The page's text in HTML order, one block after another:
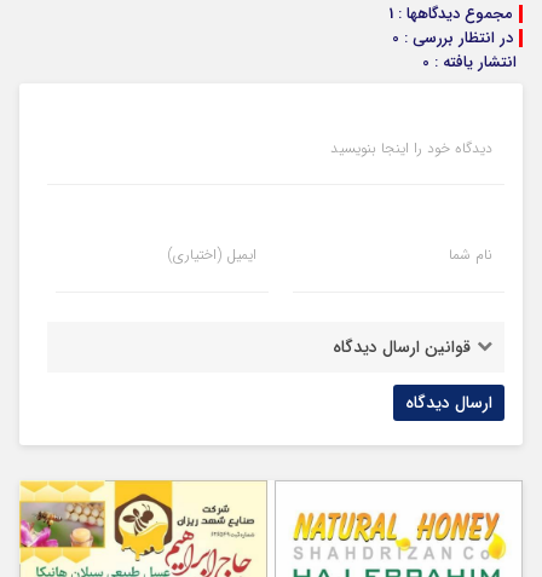
مجموع دیدگاهها : 1
در انتظار بررسی : 0
انتشار یافته : 0
دیدگاه خود را اینجا بنویسید
نام شما ایمیل (اختیاری)
قوانین ارسال دیدگاه